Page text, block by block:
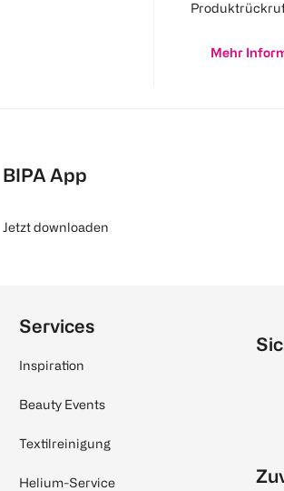
Mehr
BIPA App
Jetzt downloaden
Services
Inspiration
Beauty Events
Textilreinigung
Helium-Service